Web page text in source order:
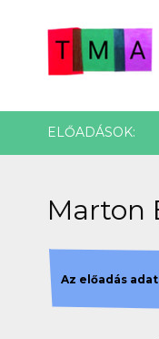
ELŐADÁSOK:
Marton
Az előadás